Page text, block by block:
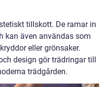
tillskott. De ramar in
kan även användas som
eller grönsaker.
design gör trädringar till
trädgården.